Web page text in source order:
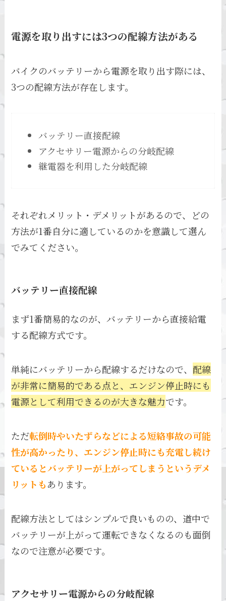
電源を取り出すには3つの配線方法がある
バイクのバッテリーから電源を取り出す際には、
3つの配線方法が存在します。
バッテリー直接配線
アクセサリー電源からの分岐配線
継電器を利用した分岐配線
それぞれメリット・デメリットがあるので、どの
方法が1番自分に適しているのかを意識して選ん
でみてください。
バッテリー直接配線
まず1番簡易的なのが、バッテリーから直接給電
する配線方式です。
単純にバッテリーから配線するだけなので、 配線
が非常に簡易的である点と、エンジン停止時にも
電源として利用できるのが大きな魅力です。
ただ転倒時やいたずらなどによる短絡事故の可能
性が高かったり、エンジン停止時にも充電し続け
ているとバッテリーが上がってしまうというデメ
リットもあります。
配線方法としてはシンプルで良いものの、道中で
バッテリーが上がって運転できなくなるのも面倒
なので注意が必要です。
アクセサリー電源からの分岐配線